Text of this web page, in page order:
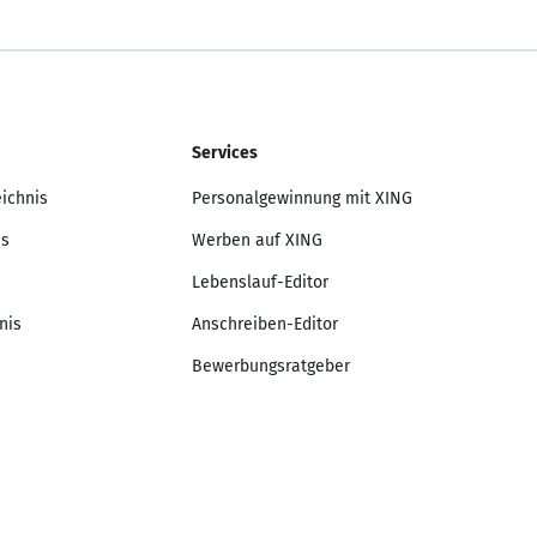
Services
Personalgewinnung mit XING
Werben auf XING
Lebenslauf-Editor
Anschreiben-Editor
Bewerbungsratgeber